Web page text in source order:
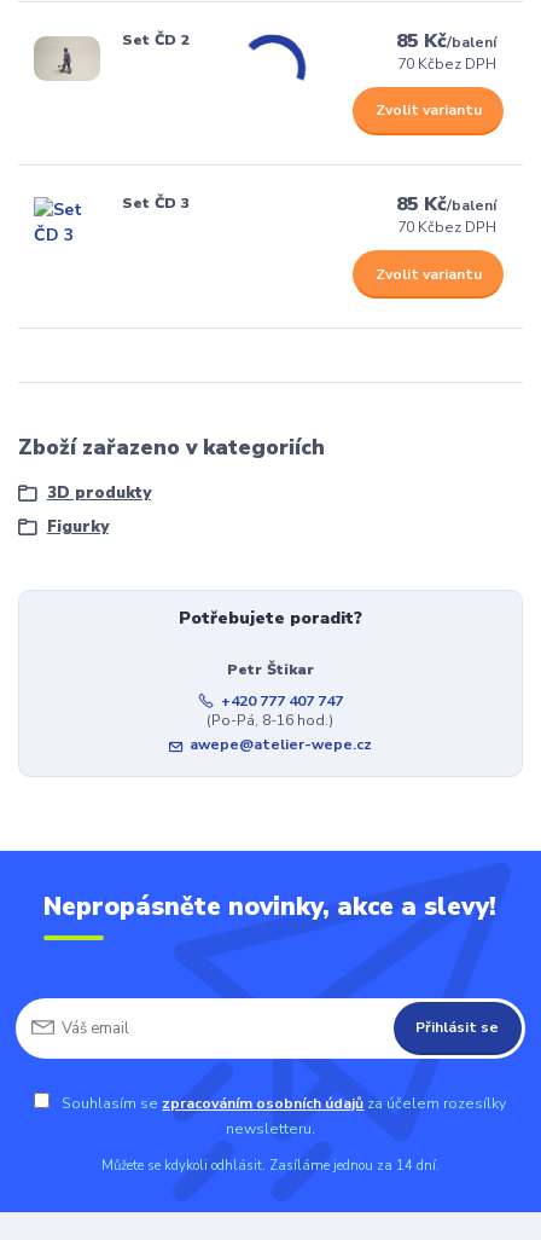
Set ČD 2 85 Kč/balení
70 Kčbez DPH
Zvolit variantu
Set ČD 3 85 Kč/balení
70 Kčbez DPH
Zvolit variantu
Zboží zařazeno v kategoriích
3D produkty
Figurky
Potřebujete poradit?
Petr Štikar
+420 777 407 747
(Po-Pá, 8-16 hod.)
awepe@atelier-wepe.cz
Nepropásněte novinky, akce a slevy!
Přihlásit se
Souhlasím se zpracováním osobních údajů za účelem rozesílky
newsletteru.
Můžete se kdykoli odhlásit. Zasíláme jednou za 14 dní.